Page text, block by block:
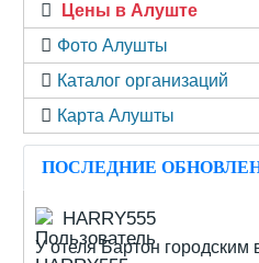
Цены в Алуште
Фото Алушты
Каталог организаций
Карта Алушты
ПОСЛЕДНИЕ
HARRY555
У отеля Бартон городским